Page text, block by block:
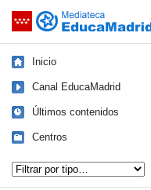
Saltar navegación
Inicio
Canal EducaMadrid
Últimos contenidos
Centros